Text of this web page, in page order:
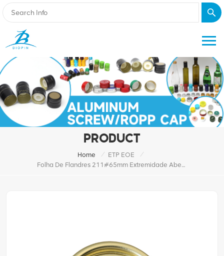
PRODUCT
Home / ETP EOE
/
Folha De Flandres 211#65mm Extremidade Aberta Fácil Completo